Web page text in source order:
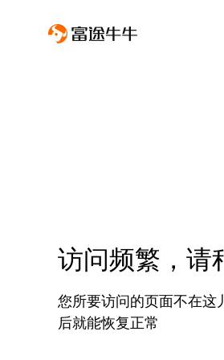
访问频繁，请
您所要访问的页面不在这
后就能恢复正常